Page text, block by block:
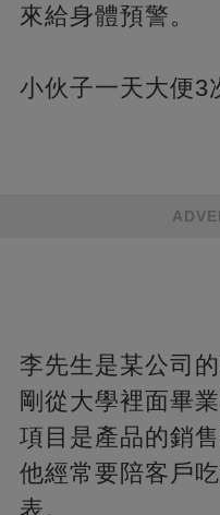
來給身體預警。
小伙子一天大便3
李先生是某公司
剛從大學裡面畢
項目是產品的銷
他經常要陪客戶
表。